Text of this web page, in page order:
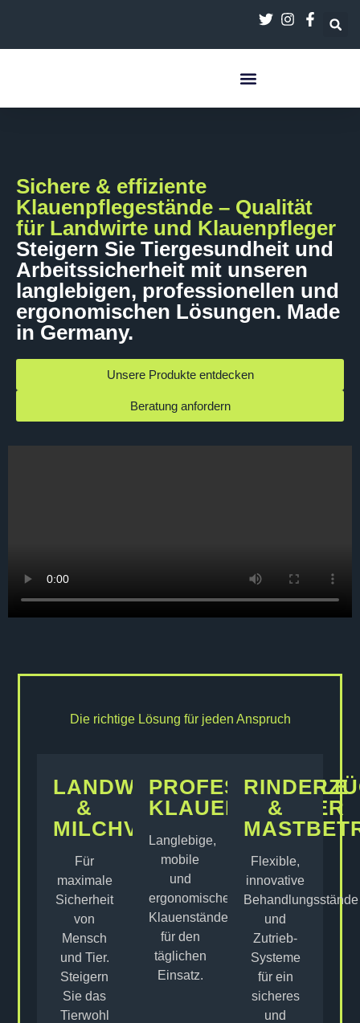
Sichere & effiziente
Klauenpflegestände – Qualität
für Landwirte und Klauenpfleger
Steigern Sie Tiergesundheit und
Arbeitssicherheit mit unseren
langlebigen, professionellen und
ergonomischen Lösungen. Made
in Germany.
Unsere Produkte entdecken
Beratung anfordern
Die richtige Lösung für jeden Anspruch
LANDWIRTE
&
MILCHVIEHBETRIEBE
Für
maximale
Sicherheit
von
Mensch
und Tier.
Steigern
Sie das
Tierwohl
PROFESSIONELLE
KLAUENPFLEGER
Langlebige,
mobile
und
ergonomische
Klauenstände
für den
täglichen
Einsatz.
&
Flexible,
innovative
Behandlungsstände
und
Zutrieb-
Systeme
für ein
sicheres
und